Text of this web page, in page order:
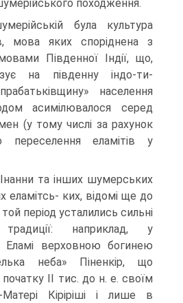
походження.
була культура
мова яких споріднена з
Південної Індії, що,
на південну індо-ти-
населення
асимілювалося серед
(у тому числі за рахунок
переселення еламітів у
Інанни та інших шумерських
еламітсь- ких, відомі ще до
період усталились сильні
традиції: наприклад, у
Еламі верховною богинею
неба» Піненкір, що
II тис. до н. е. своїм
Матері Кіріріші і лише в